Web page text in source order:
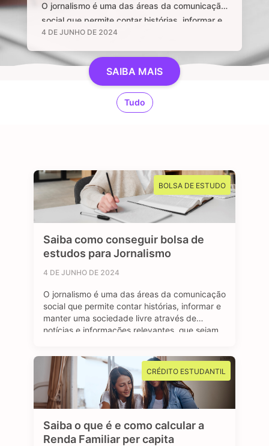
O jornalismo é uma das áreas da comunicação
social que permite contar histórias, informar e
manter uma sociedade livre através de
notícias e informações relevantes, que sejam
de interesse público e, sobretudo, impactem a
vida das pessoas. Se você é curioso, tem
aptidão em investigar, checar fatos e dados,
se sente atraído por essa profissão …
4 DE JUNHO DE 2024
SAIBA MAIS
Tudo
BOLSA DE ESTUDO
Saiba como conseguir bolsa de
estudos para Jornalismo
4 DE JUNHO DE 2024
O jornalismo é uma das áreas da comunicação
social que permite contar histórias, informar e
manter uma sociedade livre através de
notícias e informações relevantes, que sejam
vida das pessoas. Se você é curioso, tem
aptidão em investigar, checar fatos e dados,
se sente atraído por essa profissão …
CRÉDITO ESTUDANTIL
Saiba o que é e como calcular a
Renda Familiar per capita